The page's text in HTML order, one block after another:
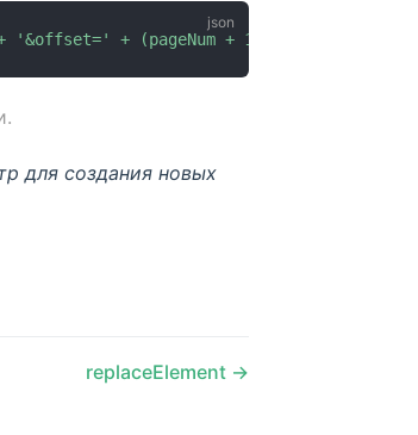
+ (pageNum + 1), {headers:{'X-
для создания новых
replaceElement